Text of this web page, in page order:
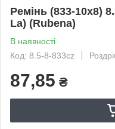
Ремінь (833-10х8)
La) (Rubena)
В наявності
Код: 8.5-8-833cz
87,85 ₴